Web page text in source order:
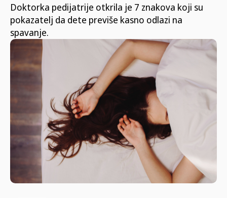
Doktorka pedijatrije otkrila je 7 znakova koji su
pokazatelj da dete previše kasno odlazi na
spavanje.